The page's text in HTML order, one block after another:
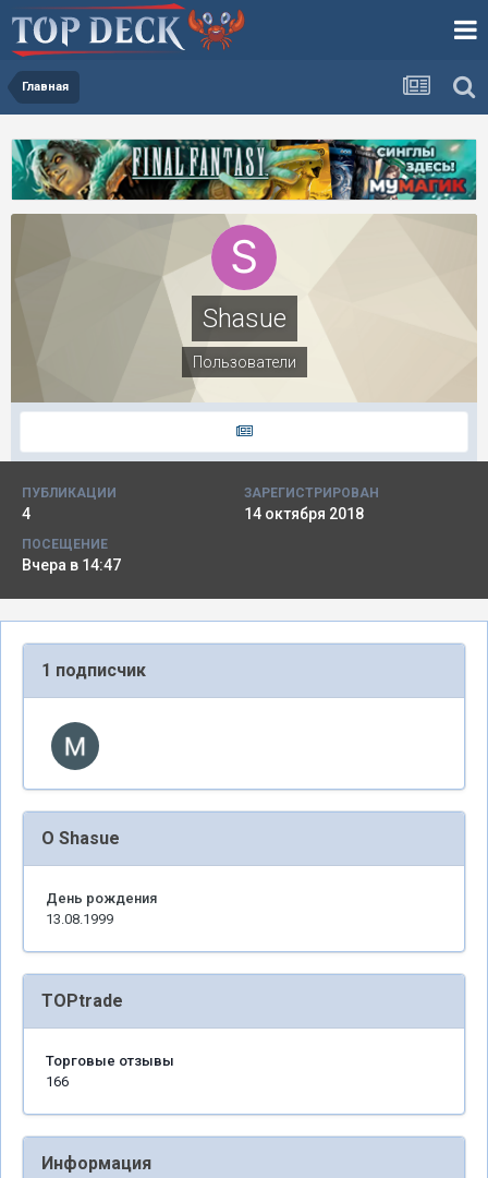
Главная
Shasue
Пользователи
ПУБЛИКАЦИИ
4
ЗАРЕГИСТРИРОВАН
14 октября 2018
ПОСЕЩЕНИЕ
Вчера в 14:47
1 подписчик
О Shasue
День рождения
13.08.1999
TOPtrade
Торговые отзывы
166
Информация